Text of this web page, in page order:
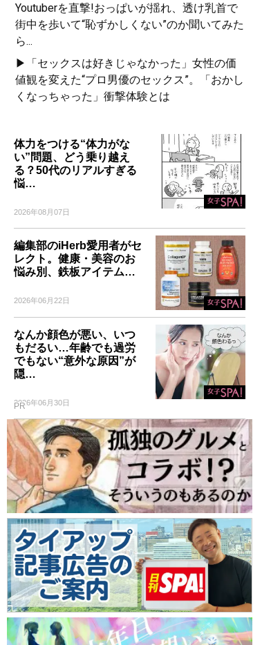
Youtuberを直撃!おっぱいが揺れ、透け乳首で
街中を歩いて“恥ずかしくない”のか聞いてみた
ら...
▶「セックスは好きじゃなかった」女性の価
値観を変えた“プロ男優のセックス”。「おかし
くなっちゃった」衝撃体験とは
体力をつける“体力がな
い”問題、どう乗り越え
る？50代のリアルすぎる
悩…
2026年08月07日
編集部のiHerb愛用者がセ
レクト。健康・美容のお
悩み別、鉄板アイテム…
2026年06月22日
なんか顔色が悪い、いつ
もだるい…年齢でも過労
でもない“意外な原因”が
隠…
2026年06月30日
PR